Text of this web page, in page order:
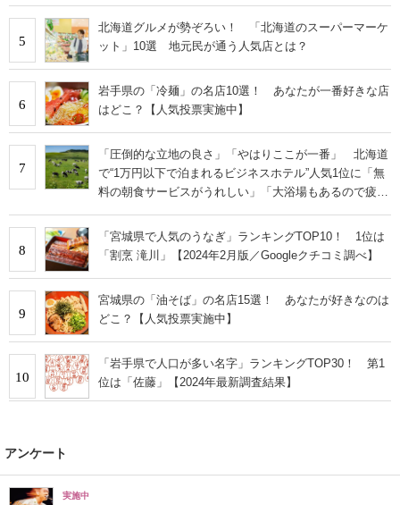
5
北海道グルメが勢ぞろい！ 「北海道のスーパーマーケ
ット」10選 地元民が通う人気店とは？
6
岩手県の「冷麺」の名店10選！ あなたが一番好きな店
はどこ？【人気投票実施中】
7
「圧倒的な立地の良さ」「やはりここが一番」 北海道
で“1万円以下で泊まれるビジネスホテル”人気1位に「無
料の朝食サービスがうれしい」「大浴場もあるので疲れ
8
「宮城県で人気のうなぎ」ランキングTOP10！ 1位は
「割烹 滝川」【2024年2月版／Googleクチコミ調べ】
9
宮城県の「油そば」の名店15選！ あなたが好きなのは
どこ？【人気投票実施中】
10
「岩手県で人口が多い名字」ランキングTOP30！ 第1
位は「佐藤」【2024年最新調査結果】
アンケート
実施中